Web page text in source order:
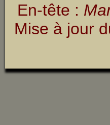
En-tête :
Mise à jour